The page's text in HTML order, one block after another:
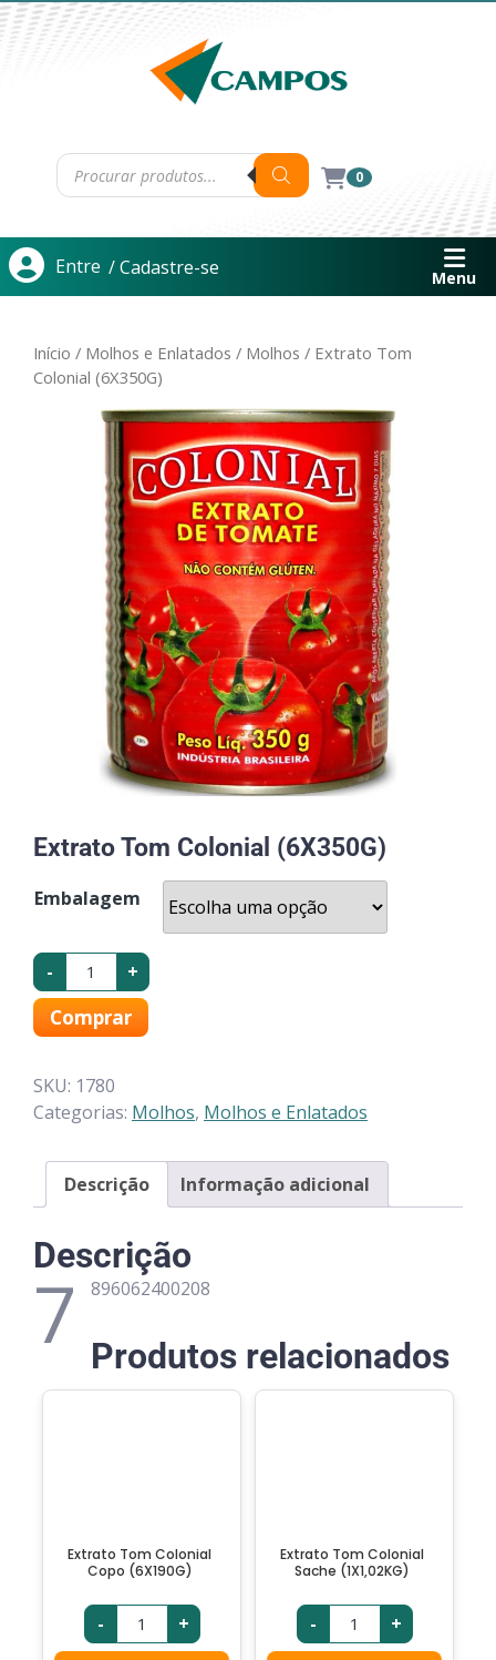
0
Entre / Cadastre-se Menu
Início / Molhos e Enlatados / Molhos / Extrato Tom
Colonial (6X350G)
Extrato Tom Colonial (6X350G)
Embalagem
- +
Comprar
SKU: 1780
Categorias: Molhos, Molhos e Enlatados
Descrição Informação adicional
Descrição
7 896062400208
Produtos relacionados
Extrato Tom Colonial
Copo (6X190G)
- +
Extrato Tom Colonial
Sache (1X1,02KG)
- +